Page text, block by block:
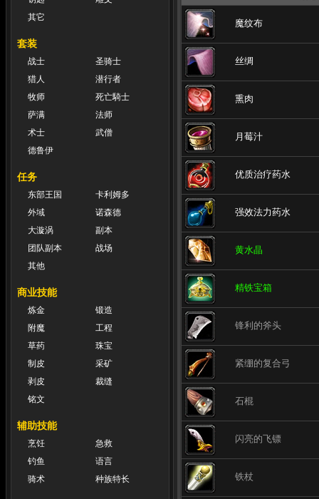
其它
套装
战士
圣骑士
猎人
潜行者
牧师
死亡騎士
萨满
法师
术士
武僧
德鲁伊
任务
东部王国
卡利姆多
外域
诺森德
大漩涡
副本
团队副本
战场
其他
商业技能
炼金
锻造
附魔
工程
草药
珠宝
制皮
采矿
剥皮
裁缝
铭文
辅助技能
烹饪
急救
钓鱼
语言
骑术
种族特长
魔纹布
丝绸
熏肉
月莓汁
优质治疗药水
强效法力药水
黄水晶
精铁宝箱
锋利的斧头
紧绷的复合弓
石棍
闪亮的飞镖
铁杖